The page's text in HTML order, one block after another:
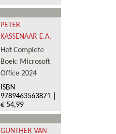
PETER
KASSENAAR E.A.
Het Complete
Boek: Microsoft
Office 2024
ISBN
9789463563871|
€ 54,99
GUNTHER VAN